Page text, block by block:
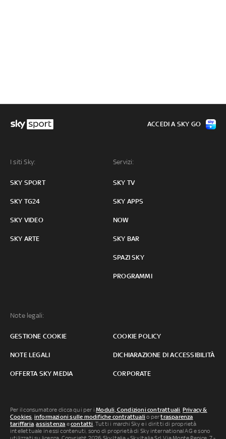
I siti Sky:
SKY SPORT
SKY TG24
SKY VIDEO
SKY ARTE
Servizi:
SKY TV
SKY APPS
NOW
SKY BAR
SPAZI SKY
PROGRAMMI
Note legali:
GESTIONE COOKIE COOKIE POLICY
NOTE LEGALI DICHIARAZIONE DI ACCESSIBILITÀ
OFFERTA SKY MEDIA CORPORATE
ACCEDI A SKY GO
Per il consumatore clicca qui per iModuli, Condizioni contrattuali, Privacy &
Cookies, informazioni sulle modifiche contrattuali o pertrasparenza
tariffaria,assistenza econtatti. Tutti i marchi Sky e i diritti di proprietà
intellettuale in essi contenuti, sono di proprietà di Sky international AG e sono